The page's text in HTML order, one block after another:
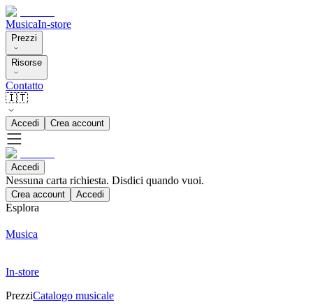
MusicaIn-store
Prezzi
Risorse
Contatto
🇮🇹
Accedi Crea account
Accedi
Nessuna carta richiesta. Disdici quando vuoi.
Crea account Accedi
Esplora
Musica
In-store
PrezziCatalogo musicale